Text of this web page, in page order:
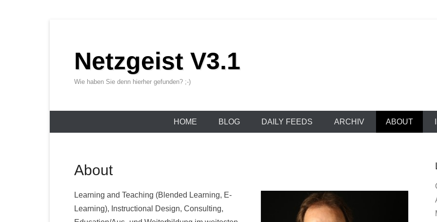
Netzgeist V3.1
Wie haben Sie denn hierher gefunden? ;-)
HOME BLOG DAILY FEEDS ARCHIV ABOUT
About
Learning and Teaching (Blended Learning, E-
Learning), Instructional Design, Consulting,